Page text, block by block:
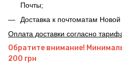
Почты;
Доставка к почтоматам
Оплата доставки согласно
Обратите внимание!
200 грн